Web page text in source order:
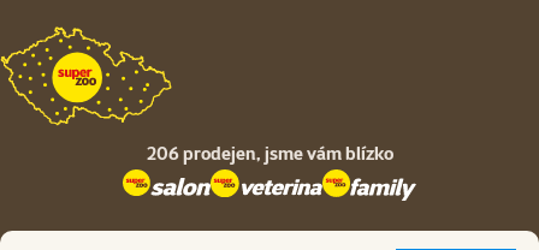
206 prodejen, jsme vám blízko